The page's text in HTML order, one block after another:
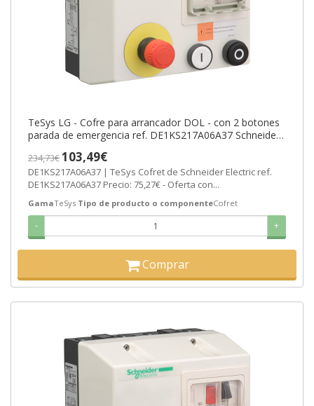
TeSys LG - Cofre para arrancador DOL - con 2 botones
parada de emergencia ref. DE1KS217A06A37 Schneider
234,73€103,49€
DE1KS217A06A37 | TeSys Cofret de Schneider Electric ref.
DE1KS217A06A37 Precio: 75,27€ - Oferta con...
GamaTeSys Tipo de producto o componenteCofret
- +
Comprar